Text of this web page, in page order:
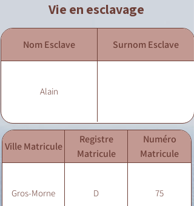
Vie en esclavage
Nom Esclave Surnom Esclave
Alain
Ville Matricule
Registre
Matricule
Numéro
Matricule
Gros-Morne D 75